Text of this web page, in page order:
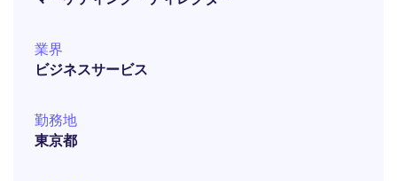
業界
ビジネスサービス
勤務地
東京都